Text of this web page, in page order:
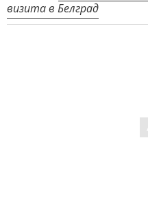
визита в Белград